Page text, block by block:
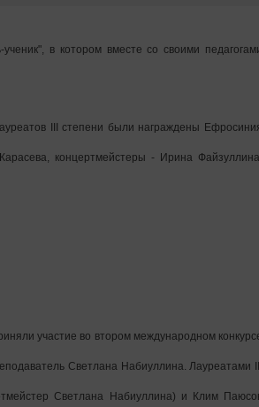
в котором вместе со своими
III степени были награждены
концертмейстеры - Ирина
участие во втором международном
Светлана Набиуллина. Лауреатами
Светлана Набиуллина) и Клим